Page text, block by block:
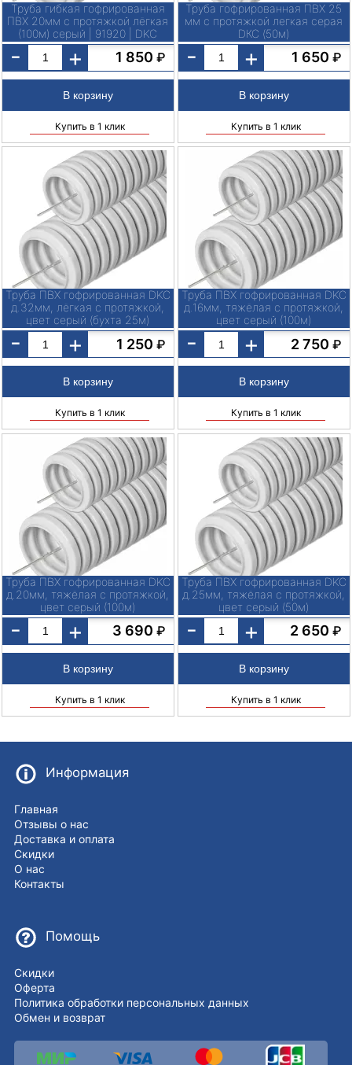
Труба гибкая гофрированная
ПВХ 20мм с протяжкой лёгкая
(100м) серый | 91920 | DKC
- + 1 850 ₽
Купить в 1 клик
Труба гофрированная ПВХ 25
мм с протяжкой легкая серая
DКС (50м)
- + 1 650 ₽
Купить в 1 клик
Труба ПВХ гофрированная DKC
д.32мм, лёгкая с протяжкой,
цвет серый (бухта 25м)
- + 1 250 ₽
Купить в 1 клик
Труба ПВХ гофрированная DKC
д.16мм, тяжёлая с протяжкой,
цвет серый (100м)
- + 2 750 ₽
Купить в 1 клик
Труба ПВХ гофрированная DKC
д.20мм, тяжёлая с протяжкой,
цвет серый (100м)
- + 3 690 ₽
Купить в 1 клик
Труба ПВХ гофрированная DKC
д.25мм, тяжёлая с протяжкой,
цвет серый (50м)
- + 2 650 ₽
Купить в 1 клик
Информация
Главная
Отзывы о нас
Доставка и оплата
Скидки
О нас
Контакты
Помощь
Скидки
Оферта
Политика обработки персональных данных
Обмен и возврат